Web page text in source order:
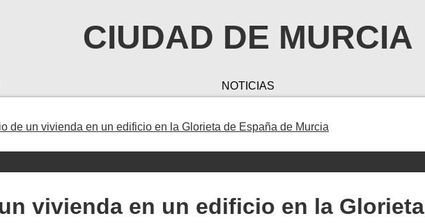
CIUDAD DE MURCIA
NOTICIAS
de un vivienda en un edificio en la Glorieta de España de Murcia
vivienda en un edificio en la Glorieta